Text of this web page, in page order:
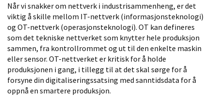
Når vi snakker om nettverk i industrisammenheng, er det
viktig å skille mellom IT-nettverk (informasjonsteknologi)
og OT-nettverk (operasjonsteknologi). OT kan defineres
som det tekniske nettverket som knytter hele produksjon
sammen, fra kontrollrommet og ut til den enkelte maskin
eller sensor. OT-nettverket er kritisk for å holde
produksjonen i gang, i tillegg til at det skal sørge for å
forsyne din digitaliseringssatsing med sanntidsdata forå
oppnå en smartere produksjon.